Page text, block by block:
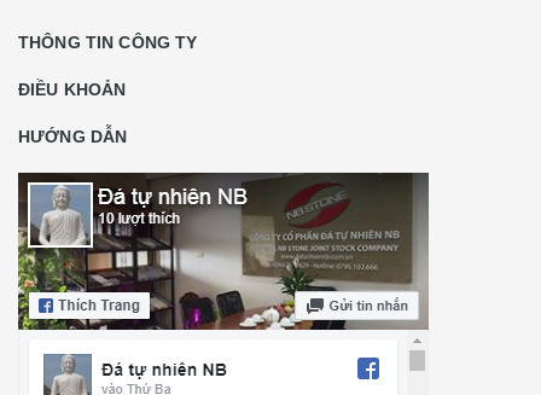
THÔNG TIN CÔNG TY
ĐIỀU KHOẢN
HƯỚNG DẪN